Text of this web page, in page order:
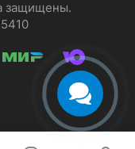
защищены.